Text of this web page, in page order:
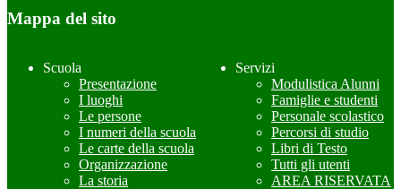
Mappa del sito
Scuola
Presentazione
I luoghi
Le persone
I numeri della scuola
Le carte della scuola
Organizzazione
La storia
Servizi
Modulistica Alunni
Famiglie e studenti
Personale scolastico
Percorsi di studio
Libri di Testo
Tutti gli utenti
AREA RISERVATA